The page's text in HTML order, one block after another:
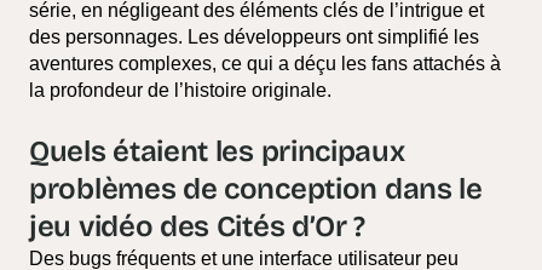
série, en négligeant des éléments clés de l’intrigue et
des personnages. Les développeurs ont simplifié les
aventures complexes, ce qui a déçu les fans attachés à
la profondeur de l’histoire originale.
Quels étaient les principaux
problèmes de conception dans le
jeu vidéo des Cités d’Or ?
Des bugs fréquents et une interface utilisateur peu